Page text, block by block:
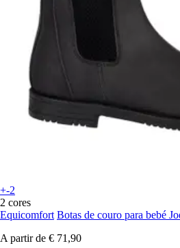
+-2
2 cores
Equicomfort Botas de couro para bebé
A partir de € 71,90